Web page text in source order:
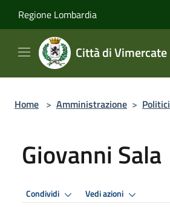
Regione Lombardia
Città di Vimercate
Home > Amministrazione > Politici
Giovanni Sala
Condividi Vedi azioni